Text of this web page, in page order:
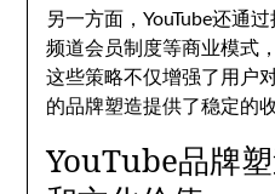
另一方面，YouTube还通
频道会员制度等商业模式
这些策略不仅增强了用户
的品牌塑造提供了稳定的
YouTube品牌